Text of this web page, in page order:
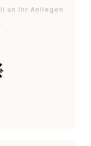
an Ihr Anliegen